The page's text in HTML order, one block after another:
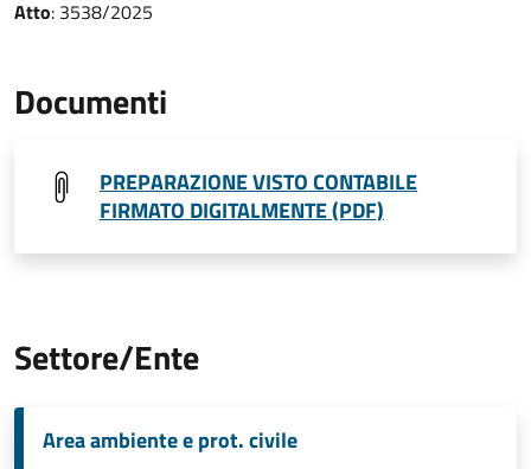
Atto: 3538/2025
Documenti
PREPARAZIONE VISTO CONTABILE
FIRMATO DIGITALMENTE (PDF)
Settore/Ente
Area ambiente e prot. civile